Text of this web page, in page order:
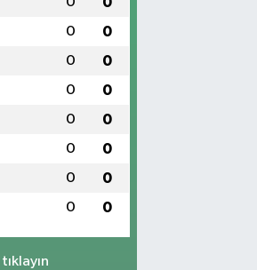
0 0
0 0
0 0
0 0
0 0
0 0
0 0